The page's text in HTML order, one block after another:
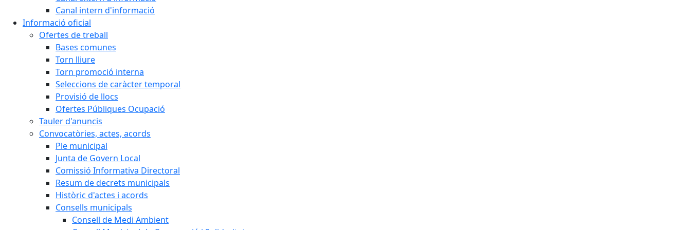
Canal intern d'informació
Informació oficial
Ofertes de treball
Bases comunes
Torn lliure
Torn promoció interna
Seleccions de caràcter temporal
Provisió de llocs
Ofertes Públiques Ocupació
Tauler d'anuncis
Convocatòries, actes, acords
Ple municipal
Junta de Govern Local
Comissió Informativa Directoral
Resum de decrets municipals
Històric d'actes i acords
Consells municipals
Consell de Medi Ambient